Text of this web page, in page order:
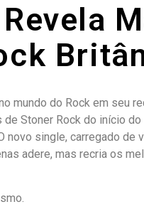
mundo do Rock em seu
Stoner Rock do início do
single, carregado de
adere, mas recria os